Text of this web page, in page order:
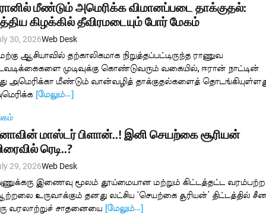
மீண்டும் அமெரிக்க விமானப்படை தாக்குதல்:
கிழக்கில் தீவிரமடையும் போர் மேகம்
30, 2026Web Desk
ஆசியாவில் தற்காலிகமாக நிறுத்தப்பட்டிருந்த ராணுவ
முடிவுக்கு கொண்டுவரும் வகையில், ஈரான் நாட்டின்
அமெரிக்கா மீண்டும் வான்வழித் தாக்குதல்களைத்
[மேலும்…]
மாஸ்டர் பிளான்..! இனி செயற்கை சூரியன்
ரெடி..?
29, 2026Web Desk
இணைவு மூலம் தூய்மையான மற்றும் கிட்டத்தட்ட வரம்பற்ற
உருவாக்கும் தனது லட்சிய ‘செயற்கை சூரியன்’ திட்டத்தில்
வரலாற்றுச் சாதனையை
[மேலும்…]